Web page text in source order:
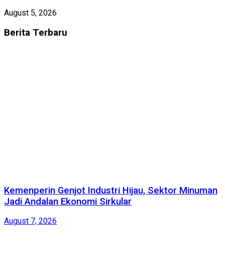
August 5, 2026
Berita Terbaru
Kemenperin Genjot Industri Hijau, Sektor Minuman
Jadi Andalan Ekonomi Sirkular
August 7, 2026